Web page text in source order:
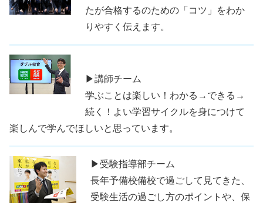
たが合格するのための「コツ」をわか
りやすく伝えます。
▶講師チーム
学ぶことは楽しい！わかる→できる→
続く！よい学習サイクルを身につけて
楽しんで学んでほしいと思っています。
▶受験指導部チーム
長年予備校備校で過ごして見てきた、
受験生活の過ごし方のポイントや、保